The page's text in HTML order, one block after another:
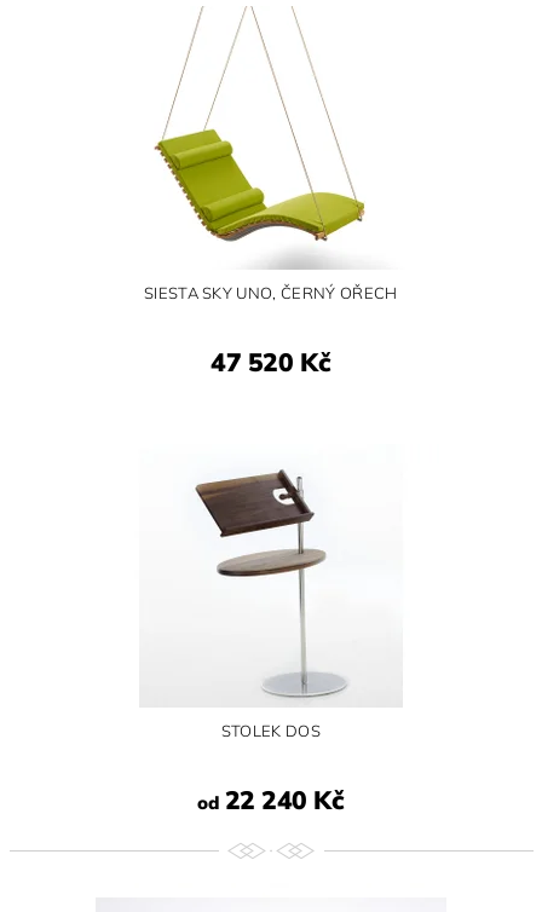
SIESTA SKY UNO, ČERNÝ OŘECH
47 520 Kč
STOLEK DOS
od22 240 Kč